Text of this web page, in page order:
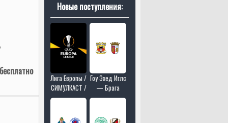
Новые поступления:
Лига Европы /
СИМУЛКАСТ /
МУЛЬТИКАСТ
одном эфире
Гоу Эхед Иглс
— Брага